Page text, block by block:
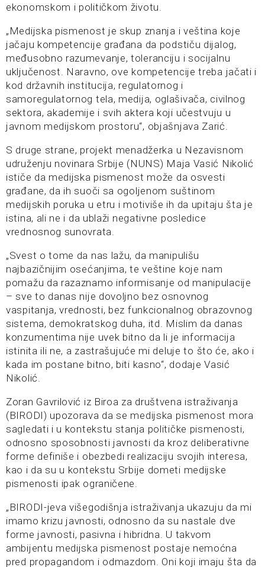
ekonomskom i političkom životu.
„Medijska pismenost je skup znanja i veština koje
jačaju kompetencije građana da podstiču dijalog,
međusobno razumevanje, toleranciju i socijalnu
uključenost. Naravno, ove kompetencije treba jačati i
kod državnih institucija, regulatornog i
samoregulatornog tela, medija, oglašivača, civilnog
sektora, akademije i svih aktera koji učestvuju u
javnom medijskom prostoru“, objašnjava Zarić.
S druge strane, projekt menadžerka u Nezavisnom
udruženju novinara Srbije (NUNS) Maja Vasić Nikolić
ističe da medijska pismenost može da osvesti
građane, da ih suoči sa ogoljenom suštinom
medijskih poruka u etru i motiviše ih da upitaju šta je
istina, ali ne i da ublaži negativne posledice
vrednosnog sunovrata.
„Svest o tome da nas lažu, da manipulišu
najbazičnijim osećanjima, te veštine koje nam
pomažu da razaznamo informisanje od manipulacije
– sve to danas nije dovoljno bez osnovnog
vaspitanja, vrednosti, bez funkcionalnog obrazovnog
sistema, demokratskog duha, itd. Mislim da danas
konzumentima nije uvek bitno da li je informacija
istinita ili ne, a zastrašujuće mi deluje to što će, ako i
kada im postane bitno, biti kasno“, dodaje Vasić
Nikolić.
Zoran Gavrilović iz Biroa za društvena istraživanja
(BIRODI) upozorava da se medijska pismenost mora
sagledati i u kontekstu stanja političke pismenosti,
odnosno sposobnosti javnosti da kroz deliberativne
forme definiše i obezbedi realizaciju svojih interesa,
kao i da su u kontekstu Srbije dometi medijske
pismenosti ipak ograničene.
„BIRODI-jeva višegodišnja istraživanja ukazuju da mi
imamo krizu javnosti, odnosno da su nastale dve
forme javnosti, pasivna i hibridna. U takvom
ambijentu medijska pismenost postaje nemoćna
pred propagandom i odmazdom. Oni koji imaju šta da